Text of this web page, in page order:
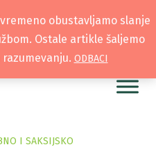
I SAKSIJSKO
obustavljamo slanje
Ostale artikle šaljemo
ODBACI